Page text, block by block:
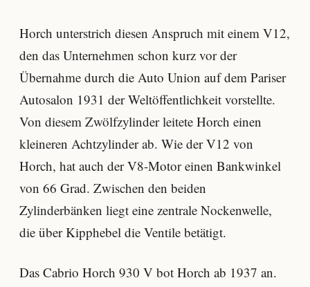
Horch unterstrich diesen Anspruch mit einem V12,
den das Unternehmen schon kurz vor der
Übernahme durch die Auto Union auf dem Pariser
Autosalon 1931 der Weltöffentlichkeit vorstellte.
Von diesem Zwölfzylinder leitete Horch einen
kleineren Achtzylinder ab. Wie der V12 von
Horch, hat auch der V8-Motor einen Bankwinkel
von 66 Grad. Zwischen den beiden
Zylinderbänken liegt eine zentrale Nockenwelle,
die über Kipphebel die Ventile betätigt.
Das Cabrio Horch 930 V bot Horch ab 1937 an.